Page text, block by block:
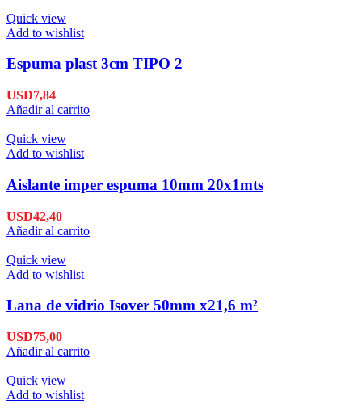
Quick view
Add to wishlist
Espuma plast 3cm TIPO 2
USD7,84
Añadir al carrito
Quick view
Add to wishlist
Aislante imper espuma 10mm 20x1mts
USD42,40
Añadir al carrito
Quick view
Add to wishlist
Lana de vidrio Isover 50mm x21,6 m²
USD75,00
Añadir al carrito
Quick view
Add to wishlist